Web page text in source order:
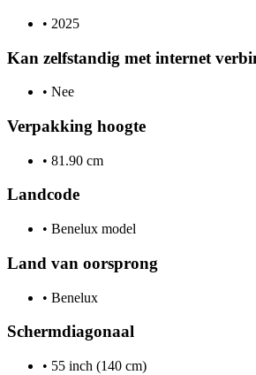
• 2025
Kan zelfstandig met internet
• Nee
Verpakking hoogte
• 81.90 cm
Landcode
• Benelux model
Land van oorsprong
• Benelux
Schermdiagonaal
• 55 inch (140 cm)